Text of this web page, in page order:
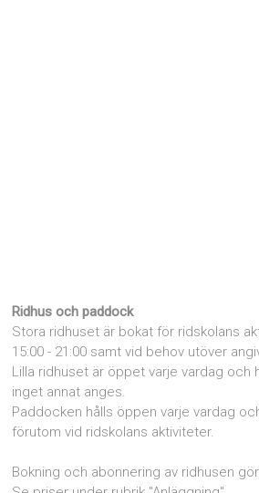
Ridhus och paddock
Stora ridhuset är bokat för ridskolans
15:00 - 21:00 samt vid behov utöver
Lilla ridhuset är öppet varje vardag och
inget annat anges.
Paddocken hålls öppen varje vardag
förutom vid ridskolans aktiviteter.
Bokning och abonnering av ridhusen